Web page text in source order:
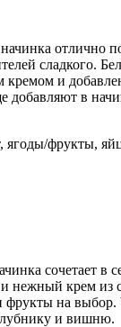
отлично
сладкого.
кремом и
добавляют в
ягоды/фрукты,
сочетает в
нежный крем из
фрукты на выбор.
и вишню.